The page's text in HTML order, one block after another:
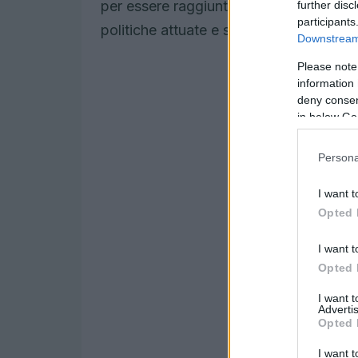
further
Please
information
deny
in below
I want
Opted
I want
Opted
I want
Opted
I want
per essere raggiunto. Questo dato
politiche attuate e sulla necessità di